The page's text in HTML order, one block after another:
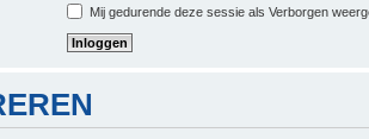
Mij gedurende deze sessie als Verborgen